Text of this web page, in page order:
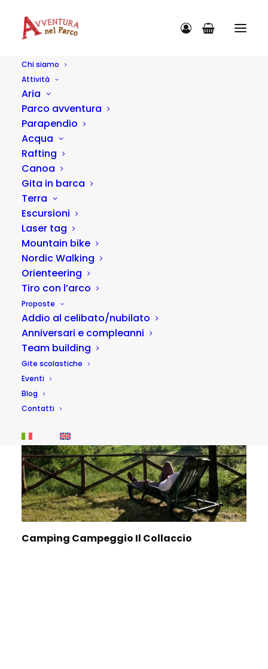
Chi siamo
Attività
Aria
Parco avventura
Parapendio
Acqua
Rafting
Canoa
Gita in barca
Terra
Escursioni
Laser tag
Mountain bike
Nordic Walking
Orienteering
Tiro con l’arco
Proposte
Addio al celibato/nubilato
Anniversari e compleanni
Team building
Gite scolastiche
Eventi
Blog
Contatti
Archives Strutture
Camping Campeggio Il Collaccio